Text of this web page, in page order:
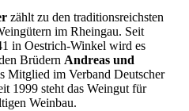
zählt zu den traditionsreichsten
im Rheingau. Seit
in Oestrich-Winkel wird es
Brüdern Andreas und
Mitglied im Verband Deutscher
1999 steht das Weingut für
Weinbau.